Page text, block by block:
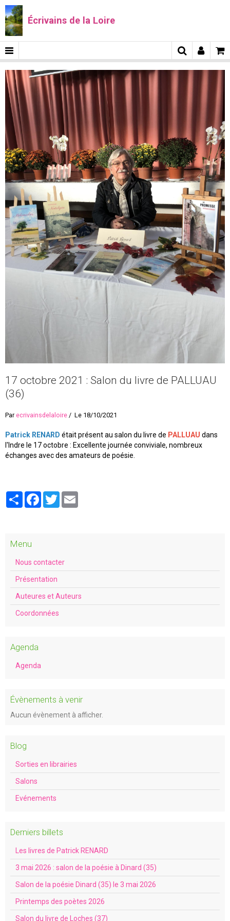
Écrivains de la Loire
17 octobre 2021 : Salon du livre de PALLUAU
(36)
Par ecrivainsdelaloire Le 18/10/2021
Patrick RENARD était présent au salon du livre de PALLUAU dans
l'Indre le 17 octobre : Excellente journée conviviale, nombreux
échanges avec des amateurs de poésie.
PartagerFacebook
Twitter
Menu
Nous contacter
Présentation
Auteures et Auteurs
Coordonnées
Agenda
Agenda
Évènements à venir
Aucun évènement à afficher.
Blog
Sorties en librairies
Salons
Evénements
Derniers billets
Les livres de Patrick RENARD
3 mai 2026 : salon de la poésie à Dinard (35)
Salon de la poésie Dinard (35) le 3 mai 2026
Printemps des poètes 2026
Salon du livre de Loches (37)